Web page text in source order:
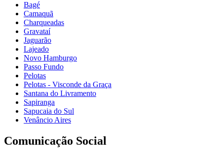
Bagé
Camaquã
Charqueadas
Gravataí
Jaguarão
Lajeado
Novo Hamburgo
Passo Fundo
Pelotas
Pelotas - Visconde da Graça
Santana do Livramento
Sapiranga
Sapucaia do Sul
Venâncio Aires
Comunicação Social